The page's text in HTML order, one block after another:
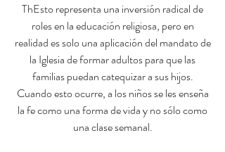
ThEsto representa una inversión radical de
roles en la educación religiosa, pero en
realidad es solo una aplicación del mandato de
la Iglesia de formar adultos para que las
familias puedan catequizar a sus hijos.
Cuando esto ocurre, a los niños se les enseña
la fe como una forma de vida y no sólo como
una clase semanal.